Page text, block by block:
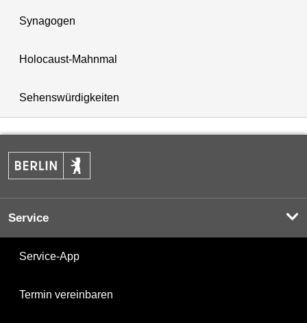
Synagogen
Holocaust-Mahnmal
Sehenswürdigkeiten
Service
Service-App
Termin vereinbaren